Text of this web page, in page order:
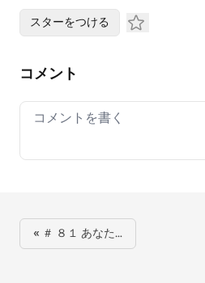
スターをつける
コメント
Your comment
« ＃ ８１ あなた…